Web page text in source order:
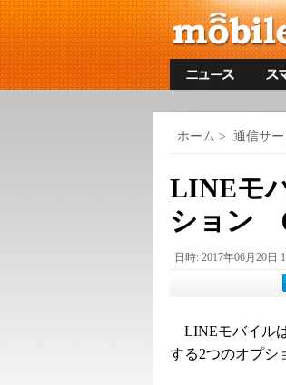
ホーム > 通信サー
LINEモ
ション
日時: 2017年06月20日
LINEモバイル
する2つのオプシ